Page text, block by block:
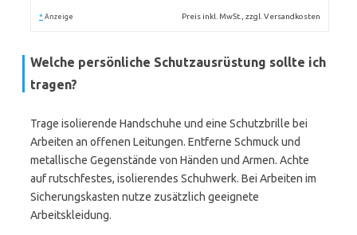
* Anzeige Preis inkl. MwSt., zzgl. Versandkosten
Welche persönliche Schutzausrüstung sollte ich
tragen?
Trage isolierende Handschuhe und eine Schutzbrille bei
Arbeiten an offenen Leitungen. Entferne Schmuck und
metallische Gegenstände von Händen und Armen. Achte
auf rutschfestes, isolierendes Schuhwerk. Bei Arbeiten im
Sicherungskasten nutze zusätzlich geeignete
Arbeitskleidung.